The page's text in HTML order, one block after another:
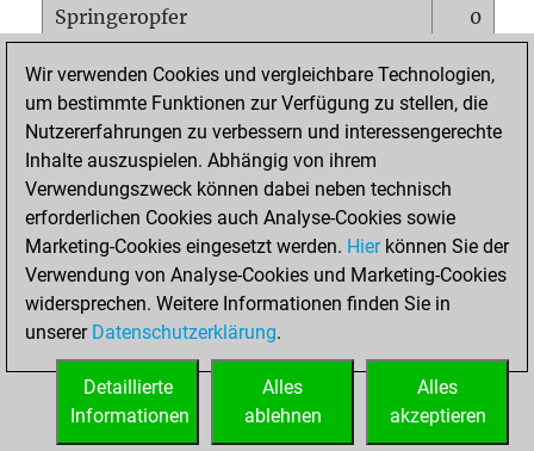
Springeropfer
0
Matt auf vollem Brett
0
Bauer setzt Matt
0
Erstickte Matts
Unterverwandlungen
Türme auf der siebten
0
STARTSEITE
Wir verwenden Cookies und vergleichbare Technologien,
um bestimmte Funktionen zur Verfügung zu stellen, die
Nutzererfahrungen zu verbessern und interessengerechte
Inhalte auszuspielen. Abhängig von ihrem
Verwendungszweck können dabei neben technisch
erforderlichen Cookies auch Analyse-Cookies sowie
Marketing-Cookies eingesetzt werden. Hierkönnen Sie der
Verwendung von Analyse-Cookies und Marketing-Cookies
widersprechen. Weitere Informationen finden Sie in
unserer Datenschutzerklärung.
Alles
akzeptieren
Alles
ablehnen
Detaillierte
Informationen